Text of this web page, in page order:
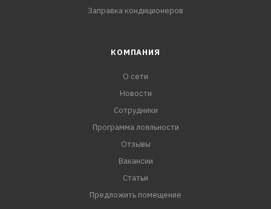
Заправка кондиционеров
КОМПАНИЯ
О сети
Новости
Сотрудники
Программа лояльности
Отзывы
Вакансии
Статьи
Предложить помещение